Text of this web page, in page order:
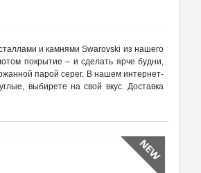
и камнями Swarovski из нашего
покрытие – и сделать ярче будни,
парой серег. В нашем интернет-
выбирете на свой вкус. Доставка